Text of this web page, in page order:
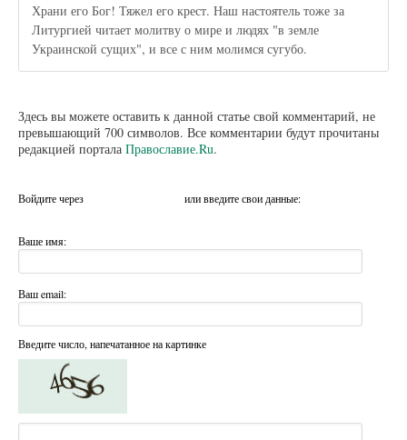
Храни его Бог! Тяжел его крест. Наш настоятель тоже за
Литургией читает молитву о мире и людях "в земле
Украинской сущих", и все с ним молимся сугубо.
Здесь вы можете оставить к данной статье свой комментарий, не
превышающий 700 символов. Все комментарии будут прочитаны
редакцией портала Православие.Ru.
Войдите через или введите свои данные:
Ваше имя:
Ваш email:
Введите число, напечатанное на картинке